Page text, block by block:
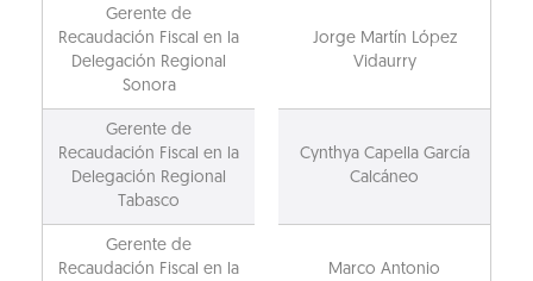
Gerente de
Recaudación Fiscal en la
Delegación Regional
Sonora
Jorge Martín López
Vidaurry
Gerente de
Recaudación Fiscal en la
Delegación Regional
Tabasco
Cynthya Capella García
Calcáneo
Gerente de
Recaudación Fiscal en la
Marco Antonio